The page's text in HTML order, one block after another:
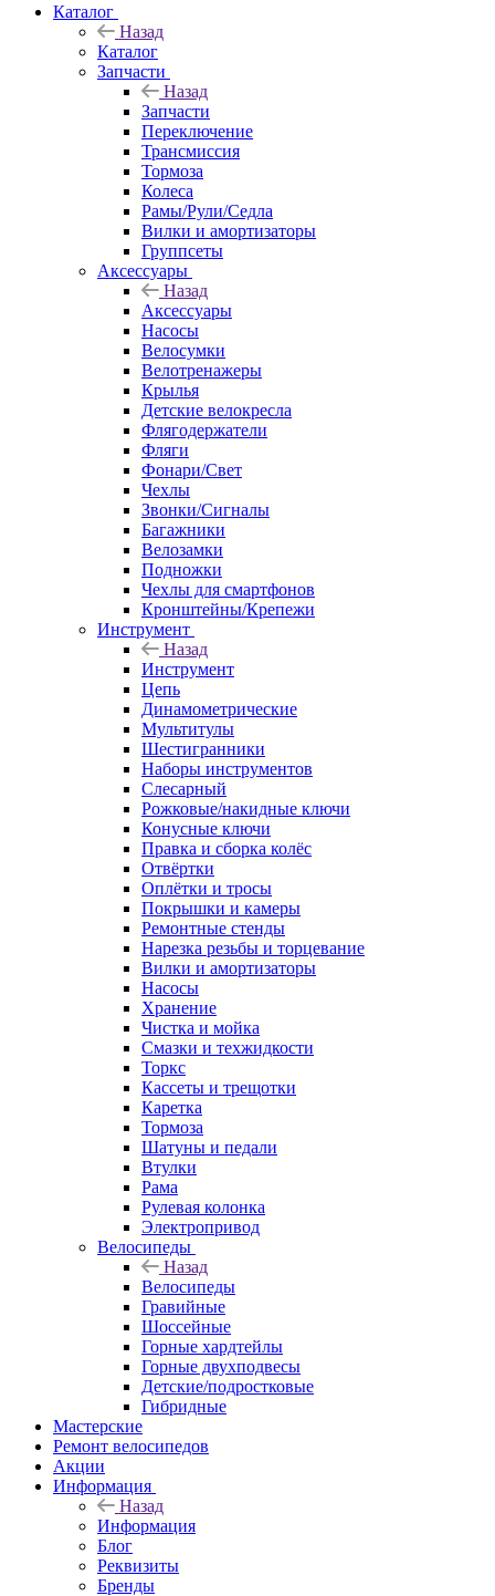
Каталог
Назад
Каталог
Запчасти
Назад
Запчасти
Переключение
Трансмиссия
Тормоза
Колеса
Рамы/Рули/Седла
Вилки и амортизаторы
Группсеты
Аксессуары
Назад
Аксессуары
Насосы
Велосумки
Велотренажеры
Крылья
Детские велокресла
Флягодержатели
Фляги
Фонари/Свет
Чехлы
Звонки/Сигналы
Багажники
Велозамки
Подножки
Чехлы для смартфонов
Кронштейны/Крепежи
Инструмент
Назад
Инструмент
Цепь
Динамометрические
Мультитулы
Шестигранники
Наборы инструментов
Слесарный
Рожковые/накидные ключи
Конусные ключи
Правка и сборка колёс
Отвёртки
Оплётки и тросы
Покрышки и камеры
Ремонтные стенды
Нарезка резьбы и торцевание
Вилки и амортизаторы
Насосы
Хранение
Чистка и мойка
Смазки и техжидкости
Торкс
Кассеты и трещотки
Каретка
Тормоза
Шатуны и педали
Втулки
Рама
Рулевая колонка
Электропривод
Велосипеды
Назад
Велосипеды
Гравийные
Шоссейные
Горные хардтейлы
Горные двухподвесы
Детские/подростковые
Гибридные
Мастерские
Ремонт велосипедов
Акции
Информация
Назад
Информация
Блог
Реквизиты
Бренды